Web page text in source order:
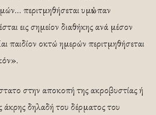
περιτμηθήσεται υμὠν παν
εις σημείον διαθήκης ανά μέσον
παιδίον οκτώ ημερών περιτμηθήσεται
στην αποκοπή της ακροβυστίας ή
άκρης δηλαδή του δέρματος του